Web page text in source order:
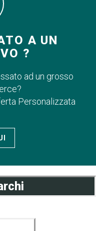
A UN
?
ad un grosso
Personalizzata